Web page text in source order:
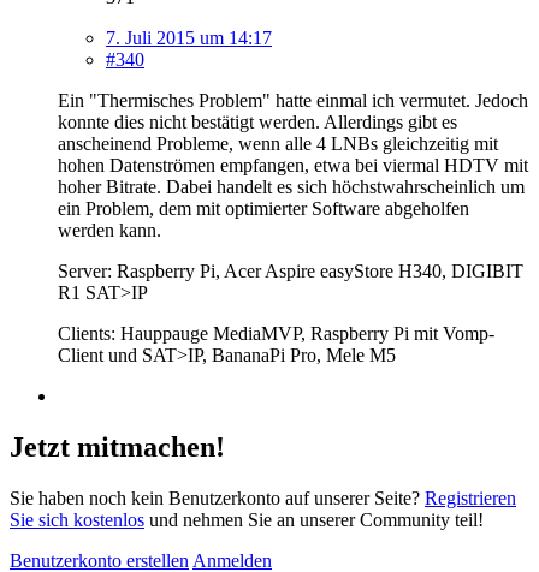
7. Juli 2015 um 14:17
#340
Ein "Thermisches Problem" hatte einmal ich vermutet. Jedoch
konnte dies nicht bestätigt werden. Allerdings gibt es
anscheinend Probleme, wenn alle 4 LNBs gleichzeitig mit
hohen Datenströmen empfangen, etwa bei viermal HDTV mit
hoher Bitrate. Dabei handelt es sich höchstwahrscheinlich um
ein Problem, dem mit optimierter Software abgeholfen
werden kann.
Server: Raspberry Pi, Acer Aspire easyStore H340, DIGIBIT
R1 SAT>IP
Clients: Hauppauge MediaMVP, Raspberry Pi mit Vomp-
Client und SAT>IP, BananaPi Pro, Mele M5
Jetzt mitmachen!
Sie haben noch kein Benutzerkonto auf unserer Seite? Registrieren
Sie sich kostenlos und nehmen Sie an unserer Community teil!
Benutzerkonto erstellen Anmelden